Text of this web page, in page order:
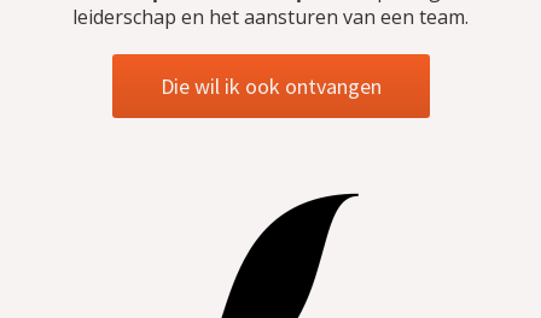
leiderschap en het aansturen van een team.
Die wil ik ook ontvangen